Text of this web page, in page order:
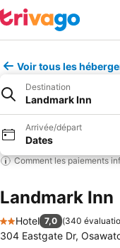
Voir tous les
Destination
Landmark Inn
Arrivée/départ
Dates
Comment les paiements
Landmark Inn
2 Étoiles
Hotel 7,0 (340
304 Eastgate Dr,